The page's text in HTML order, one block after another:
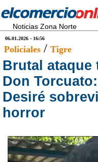
Noticias Zona Norte
06.01.2026 - 16:56
Policiales / Tigre
Brutal ataque
Don
Desiré
horror